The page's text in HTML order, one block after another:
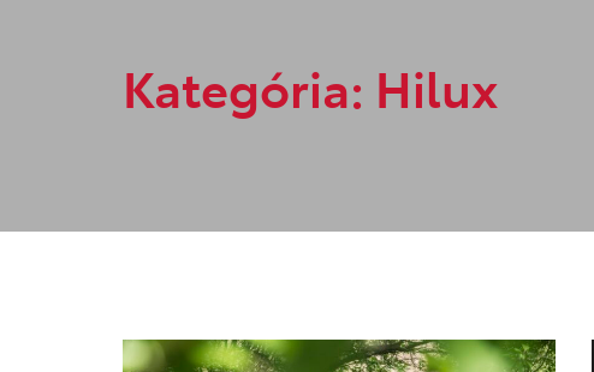
Kategória: Hilux